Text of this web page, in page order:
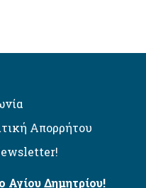
Απορρήτου
Αγίου Δημητρίου!